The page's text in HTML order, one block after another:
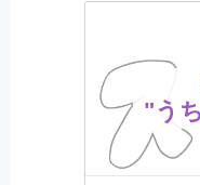
"う